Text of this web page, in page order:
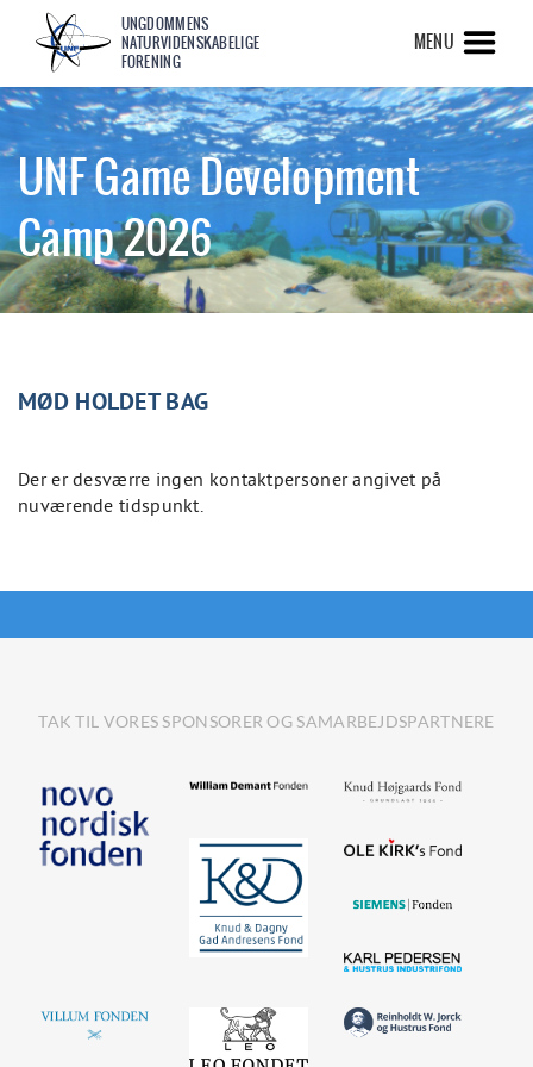
UNGDOMMENS
NATURVIDENSKABELIGE
FORENING
MENU
UNF Game Development
Camp 2026
MØD HOLDET BAG
Der er desværre ingen kontaktpersoner angivet på
nuværende tidspunkt.
TAK TIL VORES SPONSORER OG SAMARBEJDSPARTNERE